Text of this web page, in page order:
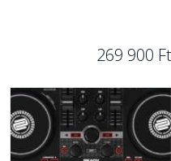
269 900 Ft